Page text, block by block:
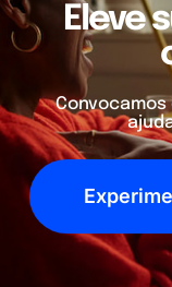
Eleve